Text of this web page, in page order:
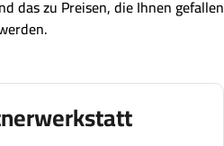
das zu Preisen, die Ihnen gefallen